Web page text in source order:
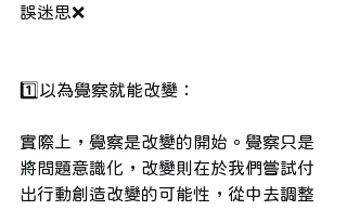
誤迷思❌
1️⃣以為覺察就能改變：
實際上，覺察是改變的開始。覺察只是
將問題意識化，改變則在於我們嘗試付
出行動創造改變的可能性，從中去調整